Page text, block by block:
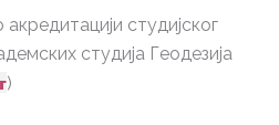
студијског
студија Геодезија
)